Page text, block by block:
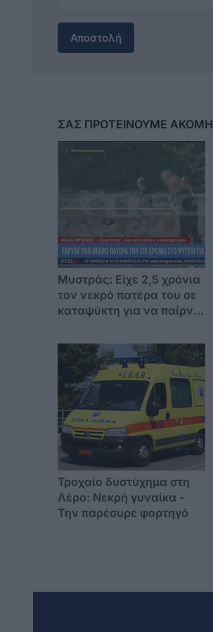
Αποστολή
ΣΑΣ ΠΡΟΤΕΙΝΟΥΜΕ ΑΚΟΜΗ
Μυστράς: Είχε 2,5 χρόνια
τον νεκρό πατέρα του σε
καταψύκτη για να παίρνει
Τροχαίο δυστύχημα στη
Λέρο: Νεκρή γυναίκα -
Την παρέσυρε φορτηγό